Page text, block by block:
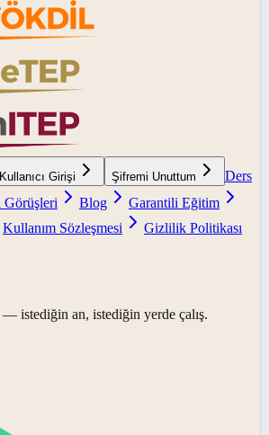
Kullanıcı Girişi Şifremi Unuttum
Ders
Görüşleri Blog
Garantili Eğitim
Kullanım Sözleşmesi
Gizlilik Politikası
— istediğin an, istediğin yerde çalış.